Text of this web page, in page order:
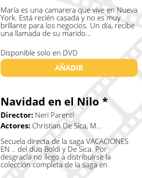
María es una camarera que vive en Nueva
York. Está recién casada y no es muy
brillante para los negocios. Un día, recibe
una llamada de su marido...
Disponible solo en DVD
AÑADIR
Navidad en el Nilo *
Director: Neri Parenti
Actores: Christian De Sica, M...
Secuela directa de la saga VACACIONES
EN .. del duo Boldi y De Sica. Por
desgracia no llego a distribuirse la
coleccion completa de la saga en
España...